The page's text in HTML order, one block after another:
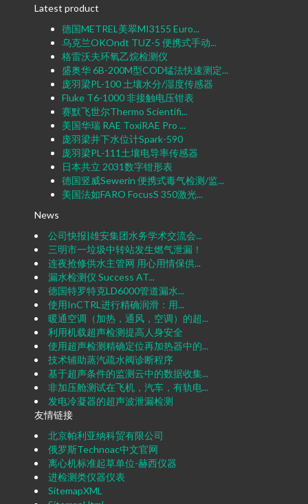
Latest product
德国METREL美翠MI3155 Euro...
乌克兰OKOndt TUZ-5 便携式手动...
格雷沃夫环氧乙烷检测仪
盛奥华 6B-200M型COD锰法快速测定...
庞羽梁PL-100 土壤水分/湿度传感器
Fluke T6-1000 非接触电压钳表
赛默飞世尔Thermo Scientifi...
美国华瑞 RAE ToxiRAE Pro ...
庞羽梁井下水位计Spark-590
庞羽梁PL-111土壤电导率传感器
日本共立 2031数字钳形表
德国竖威Sewerin 便携式毒气检测/监...
美国法如FARO FocusS 350激光...
News
公司快报|雄安集团水务学术交流会...
三明市一垃圾中转站发生燃气泄漏！
连夜抢修供水主管网 用心用情保供...
漏水检测仪 Success AT...
德国特罗特克LD6000管道漏水...
使用InCTRL进行精确润滑：用...
暖通空调（加热，通风，空调）的超...
利用机载超声检测提高人身安全
使用超声检测精确定位再加热器中的...
技术辅助蒸汽疏水阀诊断程序
基于超声条件的监测云中的数据收集...
非加压舱测试在飞机，汽车，有轨电...
发电冷凝器的超声波泄漏检测
友情链接
北京帕利亚纳科贸有限公司
俄罗斯Technoac中文官网
离心机标准起草单位-赫西仪器
进检测类仪器仪表
SitemapXML